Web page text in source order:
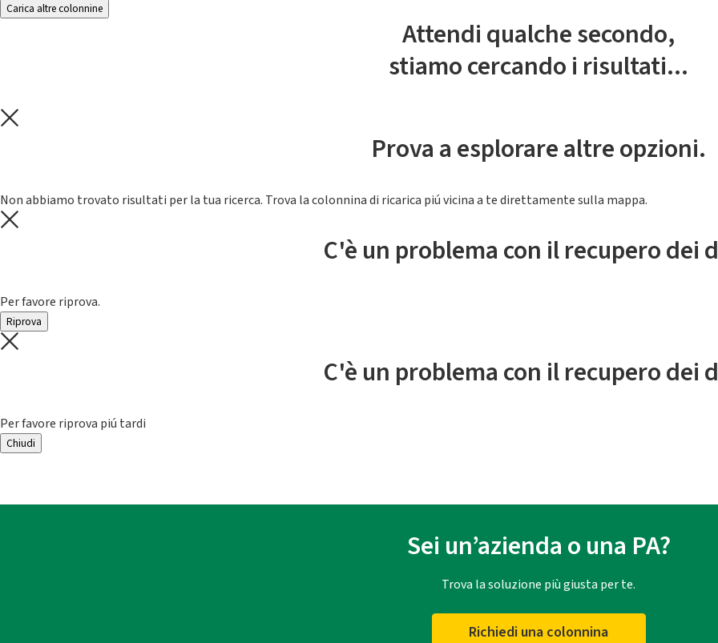
Carica altre colonnine
Attendi qualche secondo,
stiamo cercando i risultati...
Prova a esplorare altre opzioni.
Non abbiamo trovato risultati per la tua ricerca. Trova la colonnina di ricarica piú vicina a te direttamente sulla mappa.
C'è un problema con il recupero dei
Per favore riprova.
Riprova
C'è un problema con il recupero dei
Per favore riprova piú tardi
Chiudi
Sei un’azienda o una PA?
Trova la soluzione più giusta per te.
Richiedi una colonnina